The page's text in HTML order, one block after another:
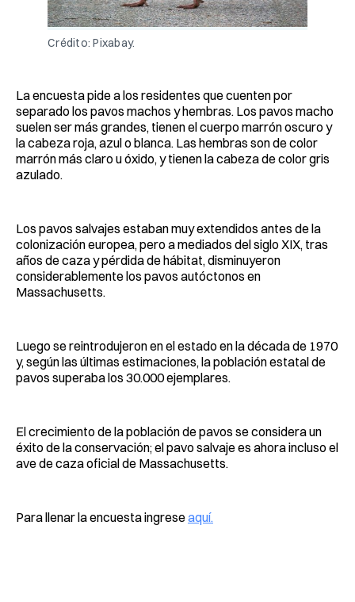
Crédito: Pixabay.
La encuesta pide a los residentes que cuenten por
separado los pavos machos y hembras. Los pavos macho
suelen ser más grandes, tienen el cuerpo marrón oscuro y
la cabeza roja, azul o blanca. Las hembras son de color
marrón más claro u óxido, y tienen la cabeza de color gris
azulado.
Los pavos salvajes estaban muy extendidos antes de la
colonización europea, pero a mediados del siglo XIX, tras
años de caza y pérdida de hábitat, disminuyeron
considerablemente los pavos autóctonos en
Massachusetts.
Luego se reintrodujeron en el estado en la década de 1970
y, según las últimas estimaciones, la población estatal de
pavos superaba los 30.000 ejemplares.
El crecimiento de la población de pavos se considera un
éxito de la conservación; el pavo salvaje es ahora incluso el
ave de caza oficial de Massachusetts.
Para llenar la encuesta ingreseaquí.